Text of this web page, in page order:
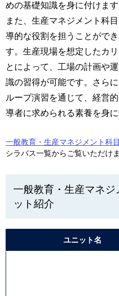
めの基礎知識を身に付けます
また、生産マネジメント科
導的な役割を担うことがで
す。生産現場を想定したカ
とによって、工場の計画や
識の習得が可能です。さら
ループ演習を通じて、経営
導者に求められる素養を身に
一般教育・生産マネジメント科
シラバス一覧からご覧いただけま
一般教育・生産マネ
ット紹介
ユニット名